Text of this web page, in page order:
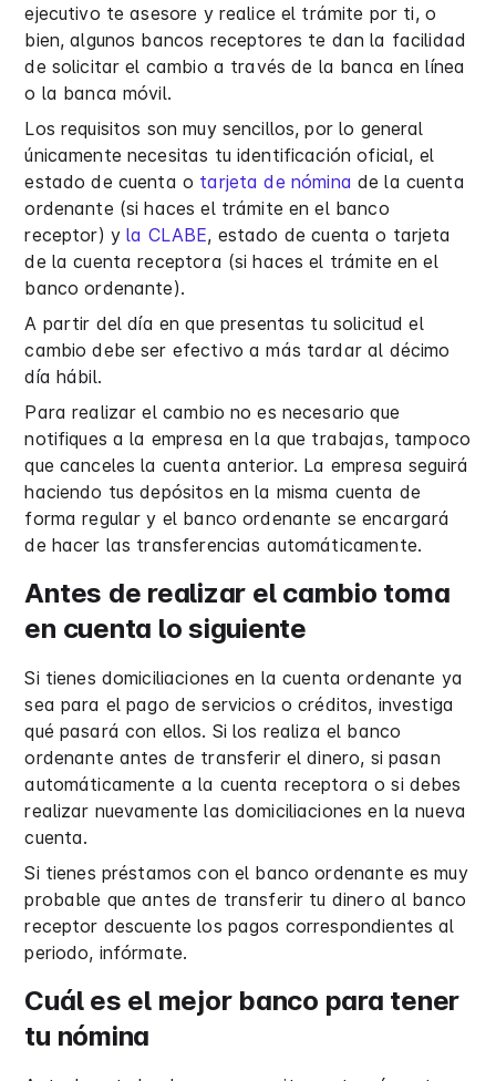
ejecutivo te asesore y realice el trámite por ti, o
bien, algunos bancos receptores te dan la facilidad
de solicitar el cambio a través de la banca en línea
o la banca móvil.
Los requisitos son muy sencillos, por lo general
únicamente necesitas tu identificación oficial, el
estado de cuenta o tarjeta de nómina de la cuenta
ordenante (si haces el trámite en el banco
receptor) yla CLABE, estado de cuenta o tarjeta
de la cuenta receptora (si haces el trámite en el
banco ordenante).
A partir del día en que presentas tu solicitud el
cambio debe ser efectivo a más tardar al décimo
día hábil.
Para realizar el cambio no es necesario que
notifiques a la empresa en la que trabajas, tampoco
que canceles la cuenta anterior. La empresa seguirá
haciendo tus depósitos en la misma cuenta de
forma regular y el banco ordenante se encargará
de hacer las transferencias automáticamente.
Antes de realizar el cambio toma
en cuenta lo siguiente
Si tienes domiciliaciones en la cuenta ordenante ya
sea para el pago de servicios o créditos, investiga
qué pasará con ellos. Si los realiza el banco
ordenante antes de transferir el dinero, si pasan
automáticamente a la cuenta receptora o si debes
realizar nuevamente las domiciliaciones en la nueva
cuenta.
Si tienes préstamos con el banco ordenante es muy
probable que antes de transferir tu dinero al banco
receptor descuente los pagos correspondientes al
periodo, infórmate.
Cuál es el mejor banco para tener
tu nómina